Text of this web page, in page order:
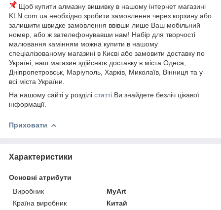
Щоб купити алмазну вишивку в нашому інтернет магазині
KLN.com.ua необхідно зробити замовлення через корзину або
залишити швидке замовлення ввівши лише Ваш мобільний
номер, або ж зателефонувавши нам! Набір для творчості
малювання камінням можна купити в нашому
спеціалізованому магазині в Києві або замовити доставку по
Україні, наш магазин здійснює доставку в міста Одеса,
Дніпропетровськ, Маріуполь, Харків, Миколаїв, Вінниця та у
всі міста України.
На нашому сайті у розділі статті Ви знайдете безліч цікавої
інформації.
Приховати
Характеристики
Основні атрибути
Виробник
MyArt
Країна виробник
Китай